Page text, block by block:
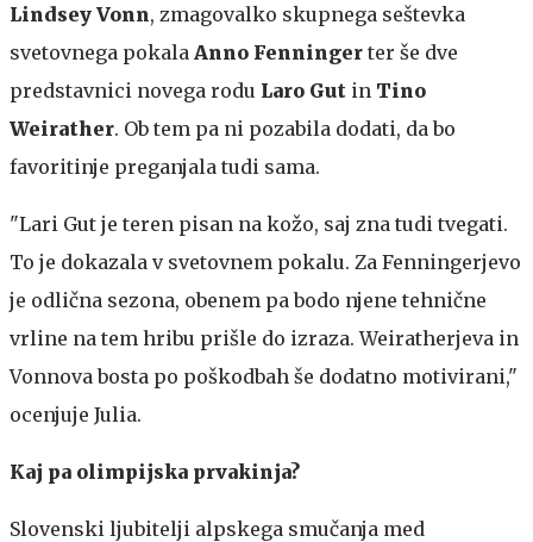
Lindsey Vonn, zmagovalko skupnega seštevka
svetovnega pokala Anno Fenninger ter še dve
predstavnici novega rodu Laro Gut in Tino
Weirather. Ob tem pa ni pozabila dodati, da bo
favoritinje preganjala tudi sama.
"Lari Gut je teren pisan na kožo, saj zna tudi tvegati.
To je dokazala v svetovnem pokalu. Za Fenningerjevo
je odlična sezona, obenem pa bodo njene tehnične
vrline na tem hribu prišle do izraza. Weiratherjeva in
Vonnova bosta po poškodbah še dodatno motivirani,"
ocenjuje Julia.
Kaj pa olimpijska prvakinja?
Slovenski ljubitelji alpskega smučanja med